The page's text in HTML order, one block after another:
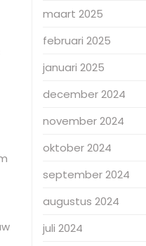
maart 2025
februari 2025
januari 2025
december 2024
november 2024
oktober 2024
september 2024
augustus 2024
juli 2024